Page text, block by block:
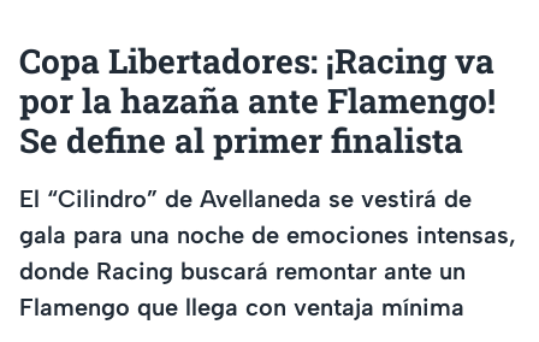
Copa Libertadores: ¡Racing va
por la hazaña ante Flamengo!
Se define al primer finalista
El “Cilindro” de Avellaneda se vestirá de
gala para una noche de emociones intensas,
donde Racing buscará remontar ante un
Flamengo que llega con ventaja mínima